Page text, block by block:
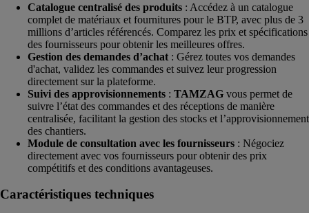
Catalogue centralisé des produits : Accédez à un catalogue
complet de matériaux et fournitures pour le BTP, avec plus de 3
millions d’articles référencés. Comparez les prix et spécifications
des fournisseurs pour obtenir les meilleures offres.
Gestion des demandes d’achat : Gérez toutes vos demandes
d'achat, validez les commandes et suivez leur progression
directement sur la plateforme.
Suivi des approvisionnements : TAMZAG vous permet de
suivre l’état des commandes et des réceptions de manière
centralisée, facilitant la gestion des stocks et l’approvisionnement
des chantiers.
Module de consultation avec les fournisseurs : Négociez
directement avec vos fournisseurs pour obtenir des prix
compétitifs et des conditions avantageuses.
Caractéristiques techniques